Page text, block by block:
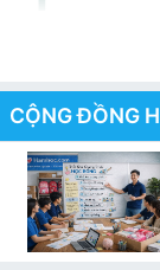
Hamhoc.com
khởi
Với định hướng
Thang Loi
ở những hoạt
cho cộng
triển đó.
CỘNG ĐỒNG